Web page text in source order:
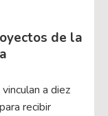
de la
a diez
recibir